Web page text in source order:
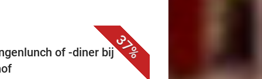
37%
of -diner bij